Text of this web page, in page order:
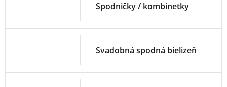
Spodničky / kombinetky
Svadobná spodná bielizeň